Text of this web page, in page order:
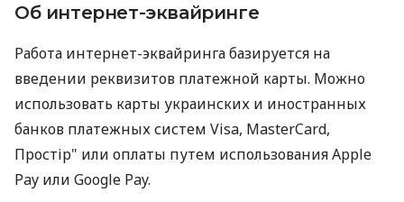
Об интернет-эквайринге
Работа интернет-эквайринга базируется на
введении реквизитов платежной карты. Можно
использовать карты украинских и иностранных
банков платежных систем Visa, MasterCard,
Простір" или оплаты путем использования Apple
Pay или Google Pay.